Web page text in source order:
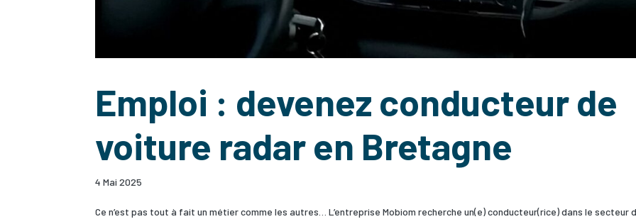
Emploi : devenez conducteur de
voiture radar en Bretagne
4 Mai 2025
Ce n’est pas tout à fait un métier comme les autres… L’entreprise Mobiom recherche un(e) conducteur(rice) dans le secteur